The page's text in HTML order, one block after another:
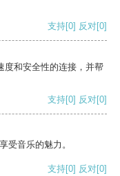
支持[0] 反对[0]
度和安全性的连接，并帮
支持[0] 反对[0]
受音乐的魅力。
支持[0] 反对[0]